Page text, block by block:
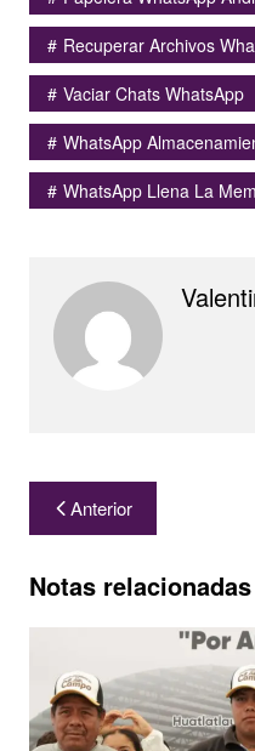
Recuperar Archivos
Vaciar Chats WhatsApp
WhatsApp
WhatsApp Llena La
Navegación
de
entradas
Anterior
Notas relacionadas